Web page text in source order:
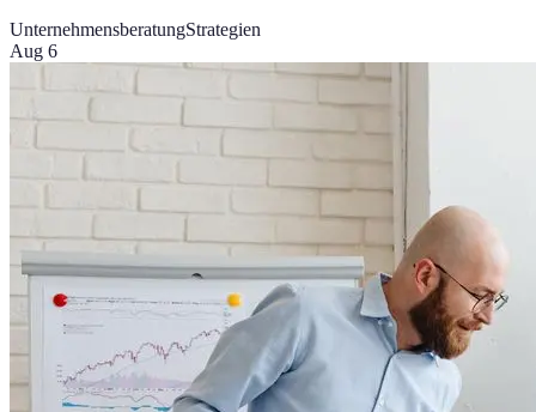
UnternehmensberatungStrategien
Aug 6